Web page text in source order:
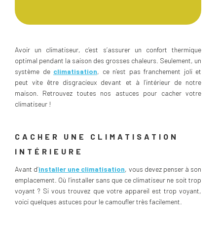
Avoir un climatiseur, c’est s’assurer un confort thermique
optimal pendant la saison des grosses chaleurs. Seulement, un
système de climatisation, ce n’est pas franchement joli et
peut vite être disgracieux devant et à l’intérieur de notre
maison. Retrouvez toutes nos astuces pour cacher votre
climatiseur !
CACHER UNE CLIMATISATION
INTÉRIEURE
Avant d’installer une climatisation, vous devez penser à son
emplacement. Où l’installer sans que ce climatiseur ne soit trop
voyant ? Si vous trouvez que votre appareil est trop voyant,
voici quelques astuces pour le camoufler très facilement.